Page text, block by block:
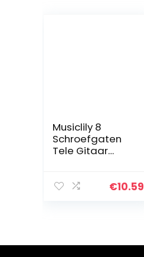
Musiclily 8
Schroefgaten
Tele Gitaar
voor
Moderne Stijl, 4…
€10.59